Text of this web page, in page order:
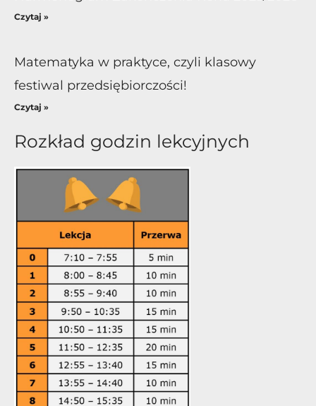
Czytaj »
Matematyka w praktyce, czyli klasowy
festiwal przedsiębiorczości!
Czytaj »
Rozkład godzin lekcyjnych